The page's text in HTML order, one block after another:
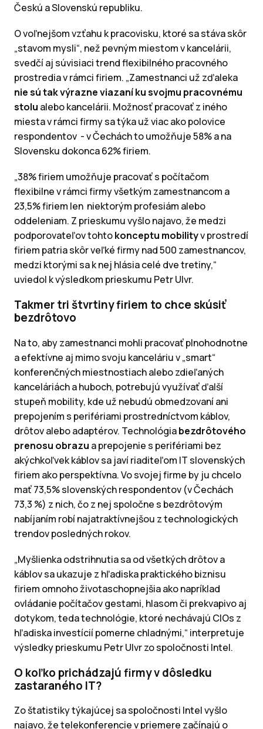
Českú a Slovenskú republiku.
O voľnejšom vzťahu k pracovisku, ktoré sa stáva skôr
„stavom mysli“, než pevným miestom v kancelárii,
svedčí aj súvisiaci trend flexibilného pracovného
prostredia v rámci firiem. „Zamestnanci už zďaleka
nie sú tak výrazne viazaní ku svojmu pracovnému
stolu alebo kancelárii. Možnosť pracovať z iného
miesta v rámci firmy sa týka už viac ako polovice
respondentov - v Čechách to umožňuje 58% a na
Slovensku dokonca 62% firiem.
„38% firiem umožňuje pracovať s počítačom
flexibilne v rámci firmy všetkým zamestnancom a
23,5% firiem len niektorým profesiám alebo
oddeleniam. Z prieskumu vyšlo najavo, že medzi
podporovateľov tohtokonceptu mobilityv prostredí
firiem patria skôr veľké firmy nad 500 zamestnancov,
medzi ktorými sa k nej hlásia celé dve tretiny,“
uviedol k výsledkom prieskumu Petr Ulvr.
Takmer tri štvrtiny firiem to chce skúsiť
bezdrôtovo
Na to, aby zamestnanci mohli pracovať plnohodnotne
a efektívne aj mimo svoju kanceláriu v „smart“
konferenčných miestnostiach alebo zdieľaných
kanceláriách a huboch, potrebujú využívať ďalší
stupeň mobility, kde už nebudú obmedzovaní ani
prepojením s perifériami prostredníctvom káblov,
drôtov alebo adaptérov. Technológiabezdrôtového
prenosu obrazu a prepojenie s perifériami bez
akýchkoľvek káblov sa javí riaditeľom IT slovenských
firiem ako perspektívna. Vo svojej firme by ju chcelo
mať 73,5% slovenských respondentov (v Čechách
73,3 %) z nich, čo z nej spoločne s bezdrôtovým
nabíjaním robí najatraktívnejšou z technologických
trendov posledných rokov.
„Myšlienka odstrihnutia sa od všetkých drôtov a
káblov sa ukazuje z hľadiska praktického biznisu
firiem omnoho životaschopnejšia ako napríklad
ovládanie počítačov gestami, hlasom či prekvapivo aj
dotykom, teda technológie, ktoré nechávajú CIOs z
hľadiska investícií pomerne chladnými,“ interpretuje
výsledky prieskumu Petr Ulvr zo spoločnosti Intel.
O koľko prichádzajú firmy v dôsledku
zastaraného IT?
Zo štatistiky týkajúcej sa spoločnosti Intel vyšlo
najavo, že telekonferencie v priemere začínajú o